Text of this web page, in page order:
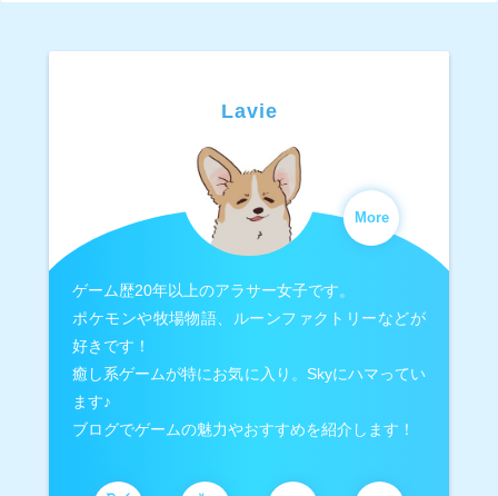
Lavie
More
ゲーム歴20年以上のアラサー女子です。
ポケモンや牧場物語、ルーンファクトリーなどが
好きです！
癒し系ゲームが特にお気に入り。Skyにハマってい
ます♪
ブログでゲームの魅力やおすすめを紹介します！